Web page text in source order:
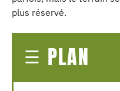
plus réservé.
PLAN